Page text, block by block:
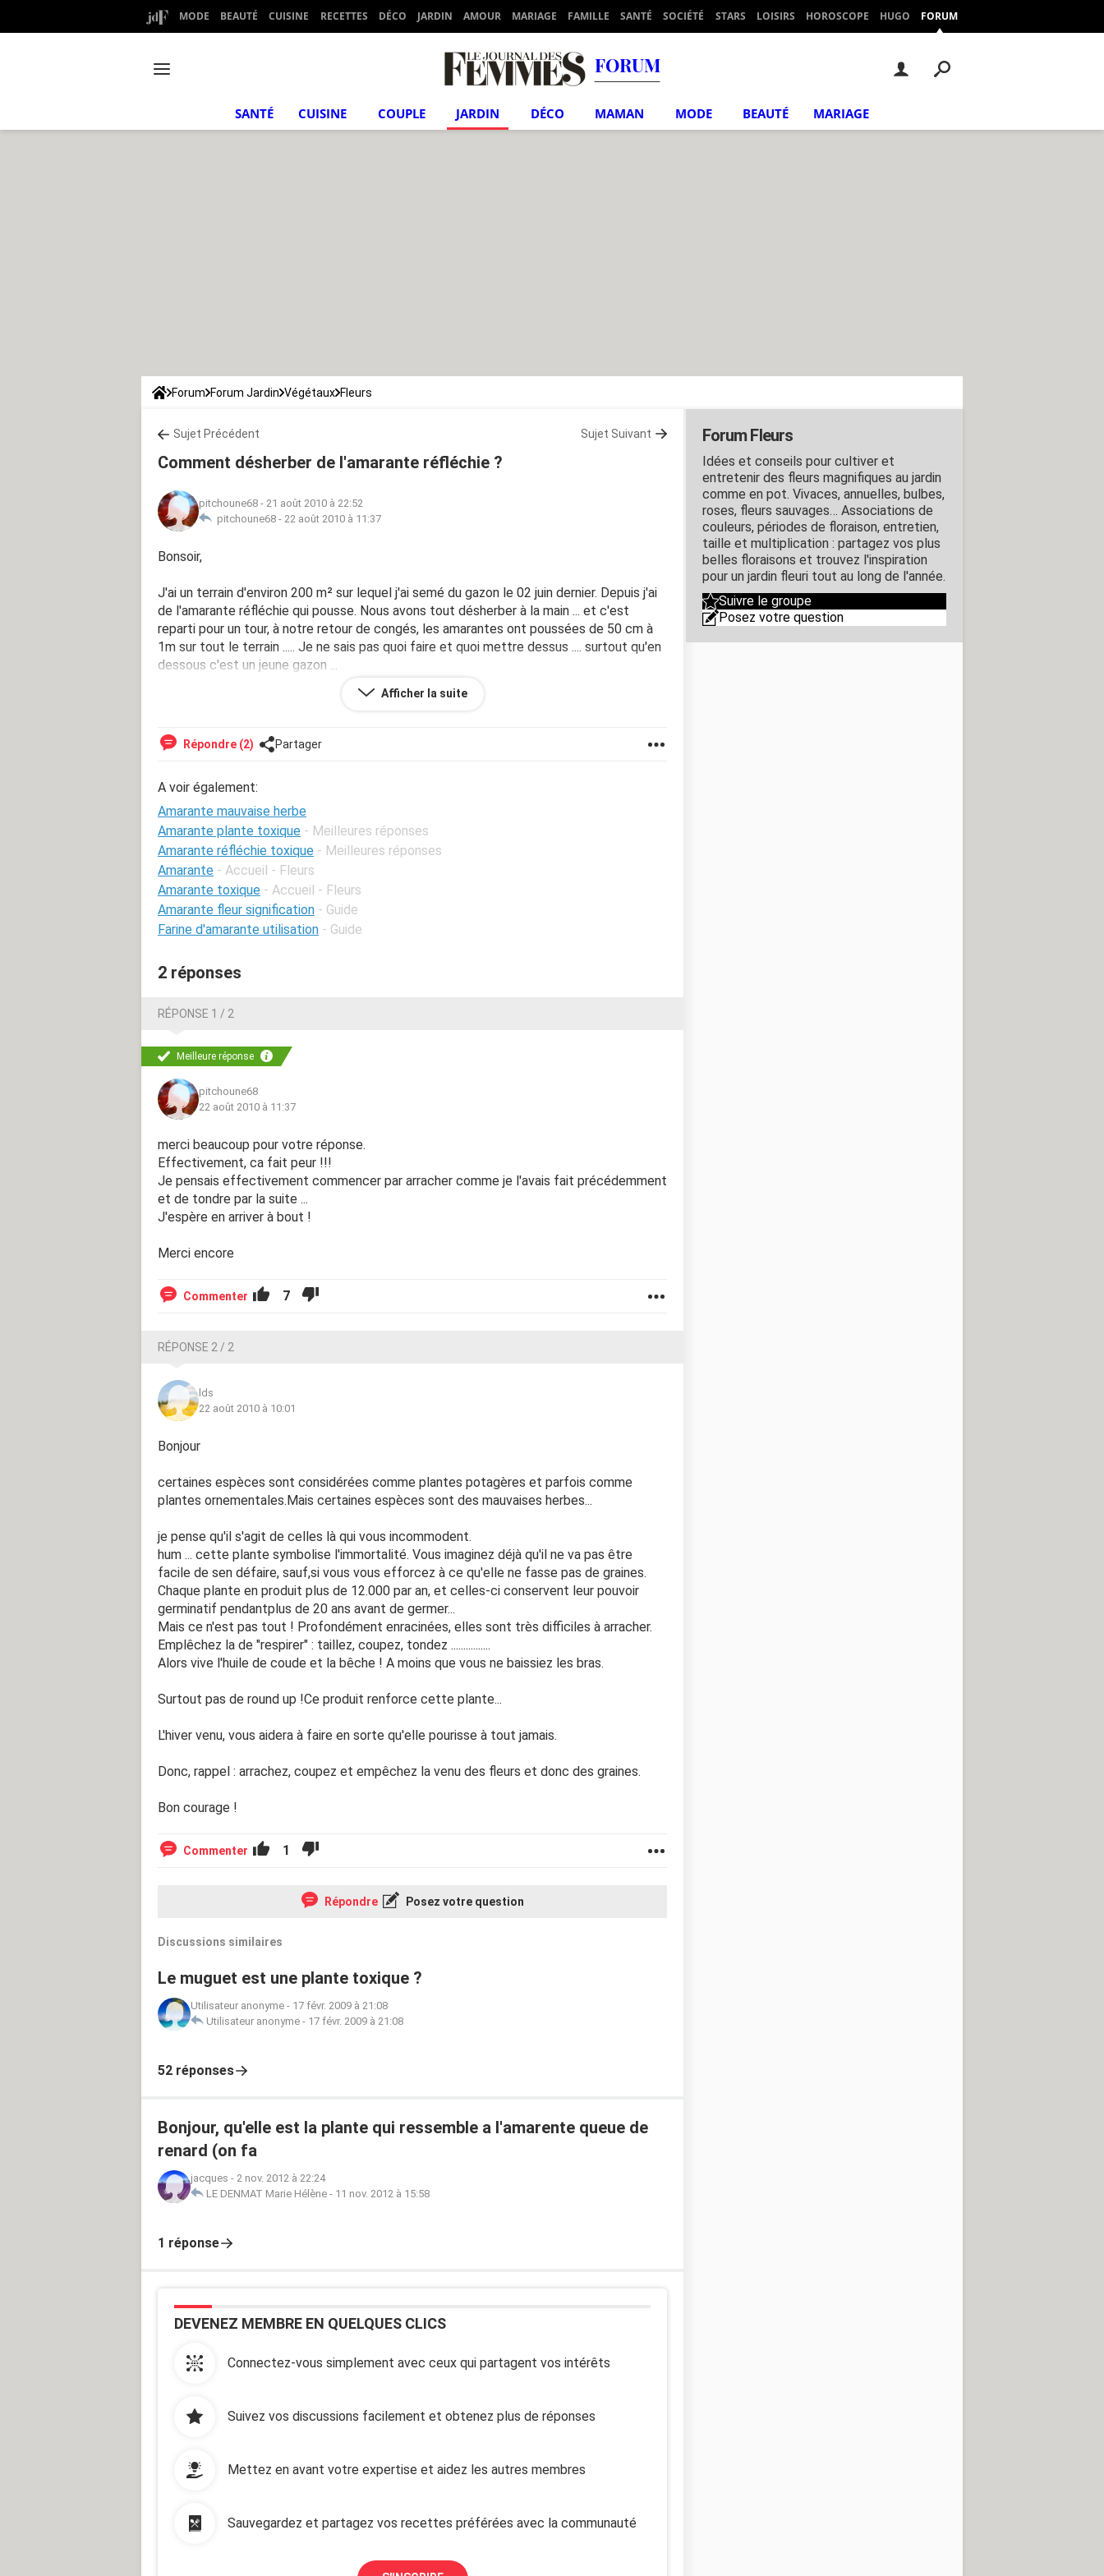
MODE BEAUTÉ CUISINE RECETTES DÉCO JARDIN AMOUR MARIAGE FAMILLE SANTÉ SOCIÉTÉ STARS LOISIRS HOROSCOPE HUGO FORUM
FORUM
SANTÉ CUISINE COUPLE JARDIN DÉCO MAMAN MODE BEAUTÉ MARIAGE
Forum Forum Jardin Végétaux Fleurs
Sujet Précédent Sujet Suivant
Comment désherber de l'amarante réfléchie ?
pitchoune68 - 21 août 2010 à 22:52
pitchoune68 - 22 août 2010 à 11:37
Bonsoir,
J'ai un terrain d'environ 200 m² sur lequel j'ai semé du gazon le 02 juin dernier. Depuis j'ai
de l'amarante réfléchie qui pousse. Nous avons tout désherber à la main ... et c'est
reparti pour un tour, à notre retour de congés, les amarantes ont poussées de 50 cm à
1m sur tout le terrain ..... Je ne sais pas quoi faire et quoi mettre dessus .... surtout qu'en
dessous c'est un jeune gazon ...
Afficher la suite
Répondre (2) Partager
A voir également:
Amarante mauvaise herbe
Amarante plante toxique - Meilleures réponses
Amarante réfléchie toxique - Meilleures réponses
Amarante - Accueil - Fleurs
Amarante toxique - Accueil - Fleurs
Amarante fleur signification - Guide
Farine d'amarante utilisation - Guide
2 réponses
RÉPONSE 1 / 2
Meilleure réponse
pitchoune68
22 août 2010 à 11:37
merci beaucoup pour votre réponse.
Effectivement, ca fait peur !!!
Je pensais effectivement commencer par arracher comme je l'avais fait précédemment
et de tondre par la suite ...
J'espère en arriver à bout !
Merci encore
Commenter 7
RÉPONSE 2 / 2
lds
22 août 2010 à 10:01
Bonjour
certaines espèces sont considérées comme plantes potagères et parfois comme
plantes ornementales.Mais certaines espèces sont des mauvaises herbes...
je pense qu'il s'agit de celles là qui vous incommodent.
hum ... cette plante symbolise l'immortalité. Vous imaginez déjà qu'il ne va pas être
facile de sen défaire, sauf,si vous vous efforcez à ce qu'elle ne fasse pas de graines.
Chaque plante en produit plus de 12.000 par an, et celles-ci conservent leur pouvoir
germinatif pendantplus de 20 ans avant de germer...
Mais ce n'est pas tout ! Profondément enracinées, elles sont très difficiles à arracher.
Emplêchez la de "respirer" : taillez, coupez, tondez ................
Alors vive l'huile de coude et la bêche ! A moins que vous ne baissiez les bras.
Surtout pas de round up !Ce produit renforce cette plante...
L'hiver venu, vous aidera à faire en sorte qu'elle pourisse à tout jamais.
Donc, rappel : arrachez, coupez et empêchez la venu des fleurs et donc des graines.
Bon courage !
Commenter 1
Répondre Posez votre question
Discussions similaires
Le muguet est une plante toxique ?
Utilisateur anonyme - 17 févr. 2009 à 21:08
Utilisateur anonyme - 17 févr. 2009 à 21:08
52 réponses
Bonjour, qu'elle est la plante qui ressemble a l'amarente queue de
renard (on fa
jacques - 2 nov. 2012 à 22:24
LE DENMAT Marie Hélène - 11 nov. 2012 à 15:58
1 réponse
DEVENEZ MEMBRE EN QUELQUES CLICS
Connectez-vous simplement avec ceux qui partagent vos intérêts
Suivez vos discussions facilement et obtenez plus de réponses
Mettez en avant votre expertise et aidez les autres membres
Sauvegardez et partagez vos recettes préférées avec la communauté
Forum Fleurs
Idées et conseils pour cultiver et
entretenir des fleurs magnifiques au jardin
comme en pot. Vivaces, annuelles, bulbes,
roses, fleurs sauvages… Associations de
couleurs, périodes de floraison, entretien,
taille et multiplication : partagez vos plus
belles floraisons et trouvez l'inspiration
pour un jardin fleuri tout au long de l'année.
Suivre le groupe
Posez votre question